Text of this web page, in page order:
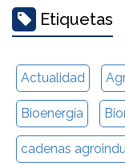
Etiquetas
Actualidad
Bioenergía
cadenas